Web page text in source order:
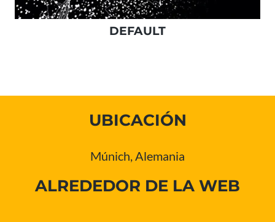
DEFAULT
UBICACIÓN
Múnich, Alemania
ALREDEDOR DE LA WEB